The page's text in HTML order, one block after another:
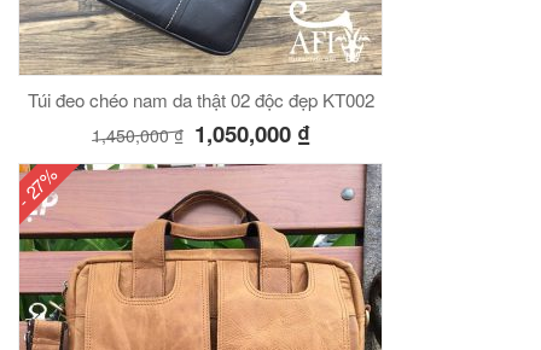
Túi đeo chéo nam da thật 02 độc đẹp KT002
1,450,000₫ 1,050,000 ₫
- 27%